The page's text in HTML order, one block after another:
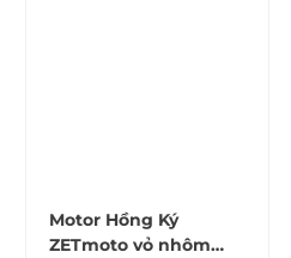
Motor Hồng Ký
ZETmoto vỏ nhôm